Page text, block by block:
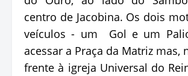
centro de Jacobina. Os dois
veículos - um Gol e um
acessar a Praça da Matriz mas,
frente à igreja Universal do